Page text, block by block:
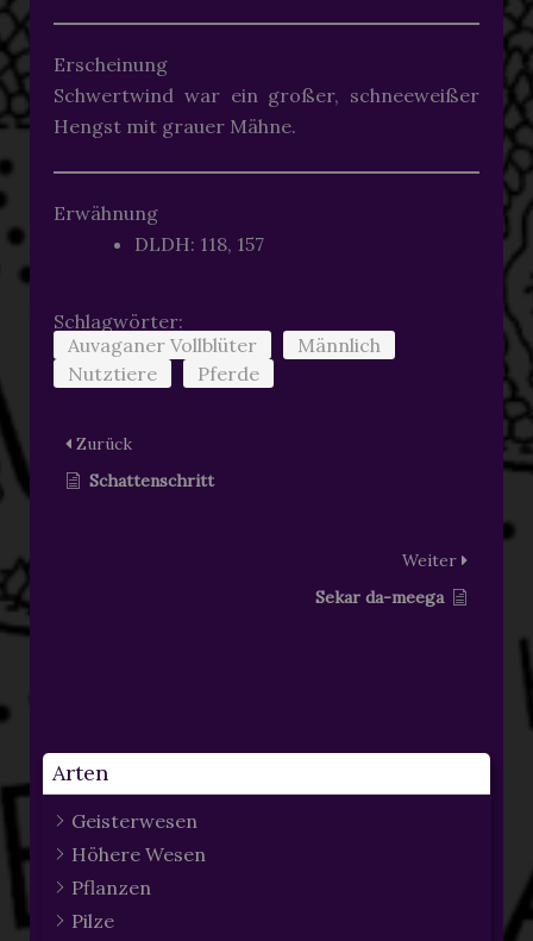
Arten
Geisterwesen
Höhere Wesen
Pflanzen
Pilze
Erscheinung
Schwertwind war ein großer, schneeweißer
Hengst mit grauer Mähne.
Erwähnung
DLDH: 118, 157
Schlagwörter:
Auvaganer Vollblüter
Männlich
Nutztiere
Pferde
Zurück
Schattenschritt
Weiter
Sekar da-meega